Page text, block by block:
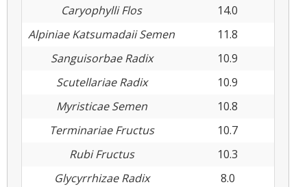
Caryophylli Flos
14.0
Alpiniae Katsumadaii Semen
11.8
Sanguisorbae Radix
10.9
Scutellariae Radix
10.9
Myristicae Semen
10.8
Terminariae Fructus
10.7
Rubi Fructus
10.3
Glycyrrhizae Radix
8.0